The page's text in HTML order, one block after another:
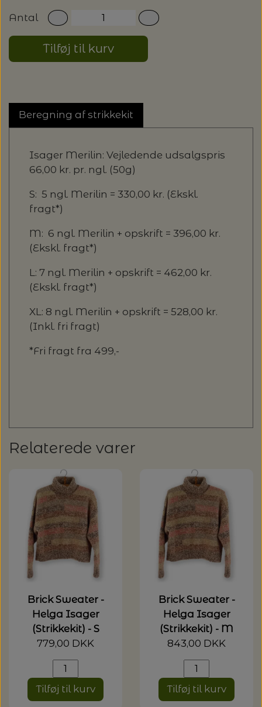
Antal
Tilføj til kurv
Beregning af strikkekit
Isager Merilin: Vejledende udsalgspris
66,00 kr. pr. ngl. (50g)
S: 5 ngl. Merilin = 330,00 kr. (Ekskl.
fragt*)
M: 6 ngl. Merilin + opskrift = 396,00 kr.
(Ekskl. fragt*)
L: 7 ngl. Merilin + opskrift = 462,00 kr.
(Ekskl. fragt*)
XL: 8 ngl. Merilin + opskrift = 528,00 kr.
(Inkl. fri fragt)
*Fri fragt fra 499,-
Relaterede varer
Brick Sweater -
Helga Isager
(Strikkekit) - S
779,00 DKK
Tilføj til kurv
Brick Sweater -
Helga Isager
(Strikkekit) - M
843,00 DKK
Tilføj til kurv